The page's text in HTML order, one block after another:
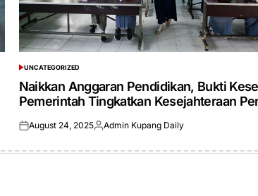
POSTED
IN
UNCATEGORIZED
Naikkan Anggaran Pendidikan, Bukti
Pemerintah Tingkatkan Kesejahteraan
Posted
August 24, 2025Posted
Admin Kupang Daily